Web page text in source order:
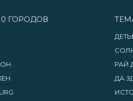
ГОРОДОВ
РАЙ
ДА